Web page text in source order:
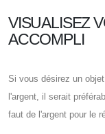
VISUALISEZ
ACCOMPLI
Si vous désirez un
l'argent, il serait
faut de l'argent pour le